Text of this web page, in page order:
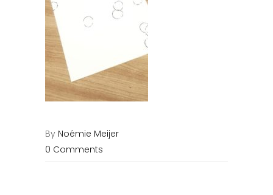
By Noémie Meijer
0 Comments